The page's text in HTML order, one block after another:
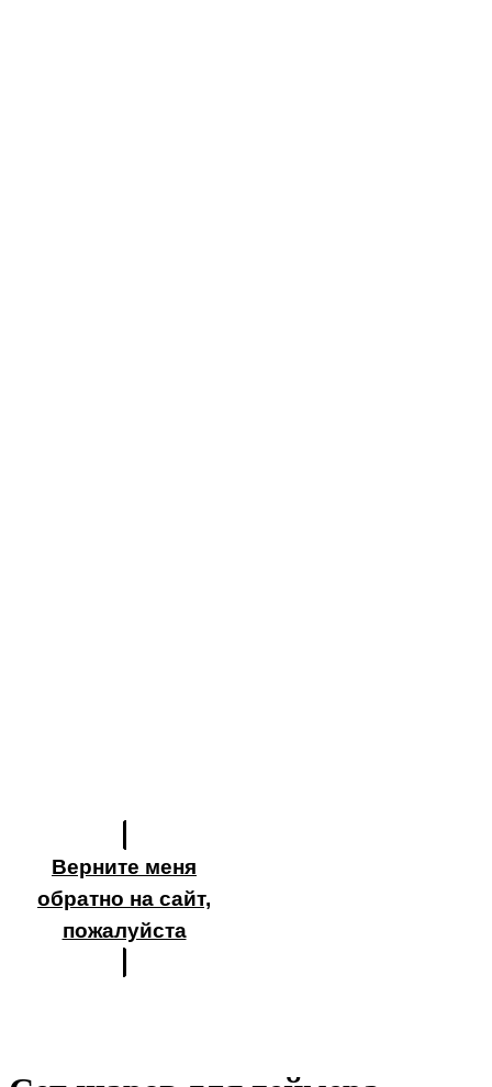
Верните меня
обратно на сайт,
пожалуйста